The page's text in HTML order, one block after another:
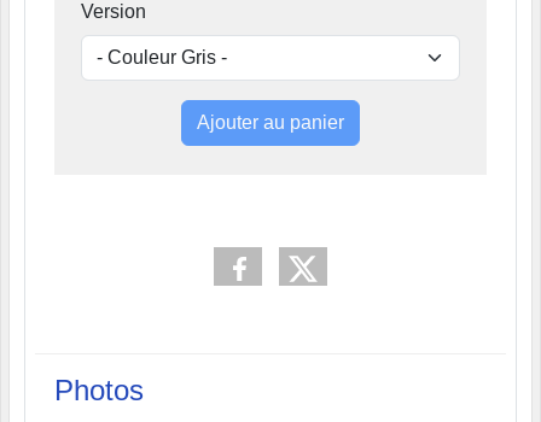
Version
Ajouter au panier
Photos